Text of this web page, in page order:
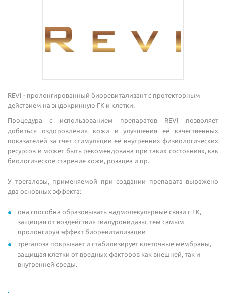
REVI - пролонгированный биоревитализант с протекторным
действием на эндокринную ГК и клетки.
Процедура с использованием препаратов REVI позволяет
добиться оздоровления кожи и улучшения её качественных
показателей за счет стимуляции её внутренних физиологических
ресурсов и может быть рекомендована при таких состояниях, как
биологическое старение кожи, розацеа и пр.
У трегалозы, применяемой при создании препарата выражено
два основных эффекта:
она способна образовывать надмолекулярные связи с ГК,
защищая от воздействия гиалуронидазы, тем самым
пролонгируя эффект биоревитализации
трегалоза покрывает и стабилизирует клеточные мембраны,
защищая клетки от вредных факторов как внешней, так и
внутренней среды.